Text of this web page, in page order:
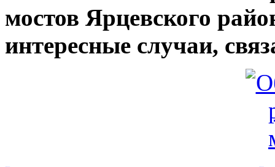
мостов Ярцевского
интересные случаи,